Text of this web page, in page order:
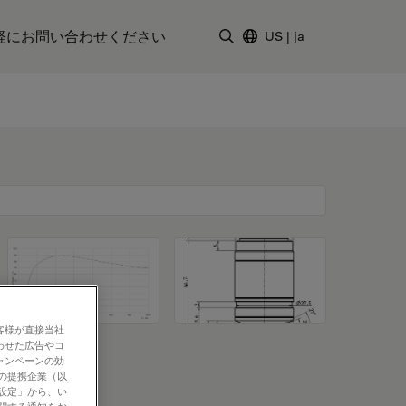
にお問い合わせください US | ja
様が直接当社
た広告やコ
ンペーンの効
提携企業（以
定」から、い